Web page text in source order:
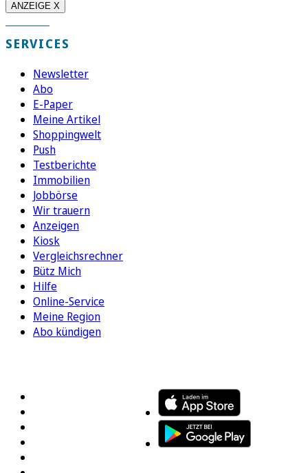
ANZEIGE X
SERVICES
Newsletter
Abo
E-Paper
Meine Artikel
Shoppingwelt
Push
Testberichte
Immobilien
Jobbörse
Wir trauern
Anzeigen
Kiosk
Vergleichsrechner
Bütz Mich
Hilfe
Online-Service
Meine Region
Abo kündigen